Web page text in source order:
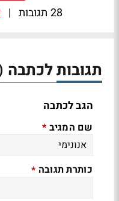
28 תגובות |
תגובות לכתבה
הגב לכתבה
שם המגיב *
כותרת תגובה *